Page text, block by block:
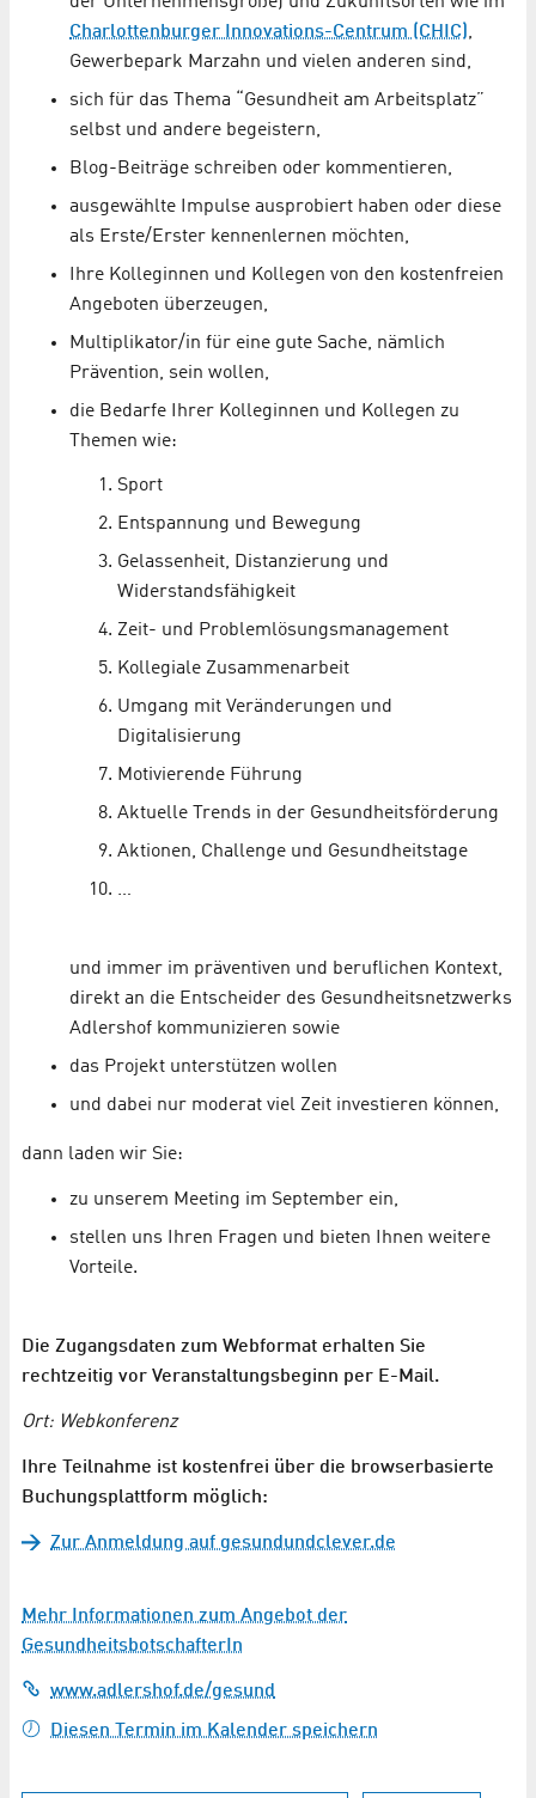
Charlottenburger Innovations-Centrum (CHIC),
Gewerbepark Marzahn und vielen anderen sind,
sich für das Thema “Gesundheit am Arbeitsplatz”
selbst und andere begeistern,
Blog-Beiträge schreiben oder kommentieren,
ausgewählte Impulse ausprobiert haben oder diese
als Erste/Erster kennenlernen möchten,
Ihre Kolleginnen und Kollegen von den kostenfreien
Angeboten überzeugen,
Multiplikator/in für eine gute Sache, nämlich
Prävention, sein wollen,
die Bedarfe Ihrer Kolleginnen und Kollegen zu
Themen wie:
Sport
Entspannung und Bewegung
Gelassenheit, Distanzierung und
Widerstandsfähigkeit
Zeit- und Problemlösungsmanagement
Kollegiale Zusammenarbeit
Umgang mit Veränderungen und
Digitalisierung
Motivierende Führung
Aktuelle Trends in der Gesundheitsförderung
Aktionen, Challenge und Gesundheitstage
…
und immer im präventiven und beruflichen Kontext,
direkt an die Entscheider des Gesundheitsnetzwerks
Adlershof kommunizieren sowie
das Projekt unterstützen wollen
und dabei nur moderat viel Zeit investieren können,
dann laden wir Sie:
zu unserem Meeting im September ein,
stellen uns Ihren Fragen und bieten Ihnen weitere
Vorteile.
Die Zugangsdaten zum Webformat erhalten Sie
rechtzeitig vor Veranstaltungsbeginn per E-Mail.
Ort: Webkonferenz
Ihre Teilnahme ist kostenfrei über die browserbasierte
Buchungsplattform möglich:
Zur Anmeldung auf gesundundclever.de
Mehr Informationen zum Angebot der
GesundheitsbotschafterIn
www.adlershof.de/gesund
Diesen Termin im Kalender speichern